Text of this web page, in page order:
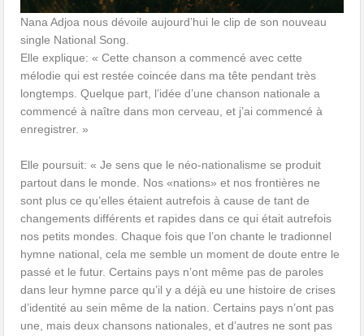
Nana Adjoa nous dévoile aujourd’hui le clip de son nouveau
single National Song.
Elle explique: « Cette chanson a commencé avec cette
mélodie qui est restée coincée dans ma tête pendant très
longtemps. Quelque part, l’idée d’une chanson nationale a
commencé à naître dans mon cerveau, et j’ai commencé à
enregistrer. »
Elle poursuit: « Je sens que le néo-nationalisme se produit
partout dans le monde. Nos «nations» et nos frontières ne
sont plus ce qu’elles étaient autrefois à cause de tant de
changements différents et rapides dans ce qui était autrefois
nos petits mondes. Chaque fois que l’on chante le tradionnel
hymne national, cela me semble un moment de doute entre le
passé et le futur. Certains pays n’ont même pas de paroles
dans leur hymne parce qu’il y a déjà eu une histoire de crises
d’identité au sein même de la nation. Certains pays n’ont pas
une, mais deux chansons nationales, et d’autres ne sont pas